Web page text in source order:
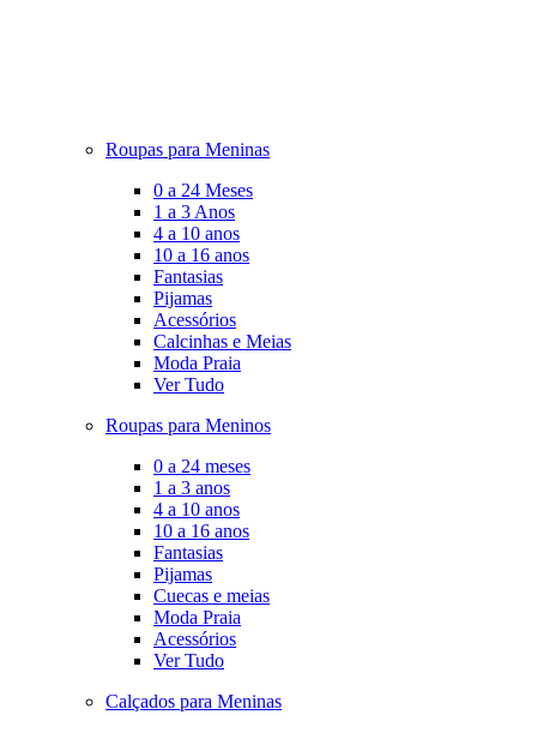
Roupas para Meninas
0 a 24 Meses
1 a 3 Anos
4 a 10 anos
10 a 16 anos
Fantasias
Pijamas
Acessórios
Calcinhas e Meias
Moda Praia
Ver Tudo
Roupas para Meninos
0 a 24 meses
1 a 3 anos
4 a 10 anos
10 a 16 anos
Fantasias
Pijamas
Cuecas e meias
Moda Praia
Acessórios
Ver Tudo
Calçados para Meninas